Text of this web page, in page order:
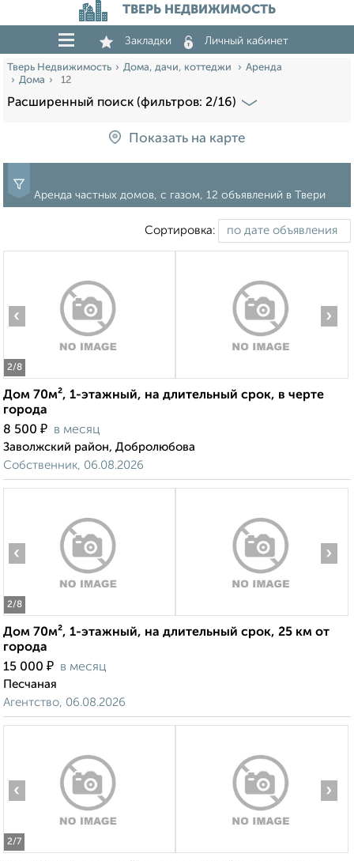
ТВЕРЬ НЕДВИЖИМОСТЬ
Закладки Личный кабинет
Тверь Недвижимость Дома, дачи, коттеджи
Аренда
Дома
12
Расширенный поиск (фильтров: 2/16)
Показать на карте
Аренда частных домов, с газом, 12 объявлений в Твери
Сортировка:
2/8
‹ ›
Дом 70м², 1-этажный, на длительный срок, в черте
города
8 500 ₽ в месяц
Заволжский район, Добролюбова
Собственник, 06.08.2026
2/8
‹ ›
Дом 70м², 1-этажный, на длительный срок, 25 км от
города
15 000 ₽ в месяц
Песчаная
Агентство, 06.08.2026
2/7
‹ ›